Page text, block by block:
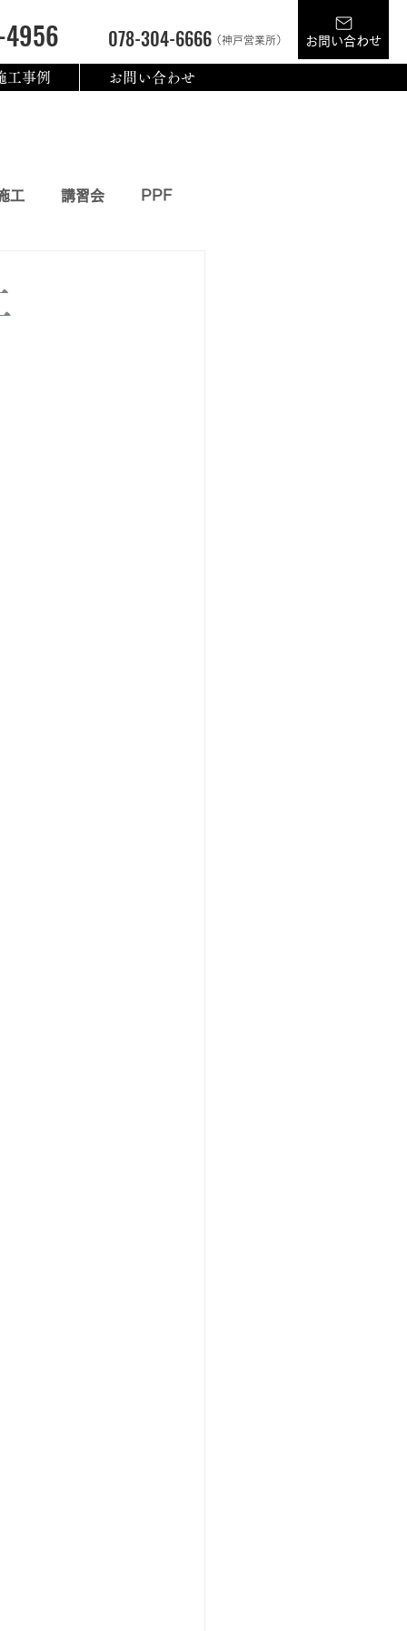
078-304-6666（神戸営業所） お問い合わせ
工事例 お問い合わせ
工 講習会 PPF